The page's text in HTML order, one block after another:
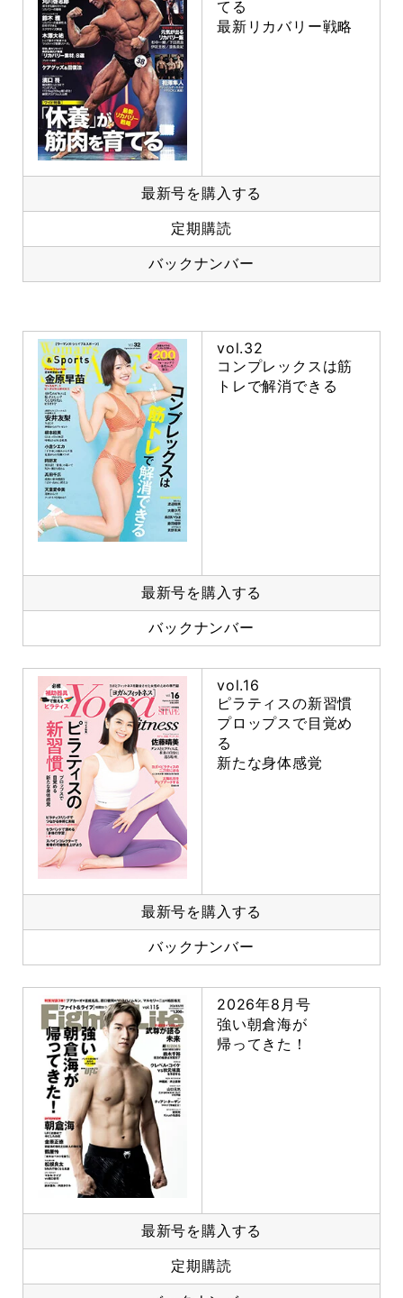
てる
最新リカバリー戦略
最新号を購入する
定期購読
バックナンバー
vol.32
コンプレックスは筋
トレで解消できる
最新号を購入する
バックナンバー
vol.16
ピラティスの新習慣
プロップスで目覚め
る
新たな身体感覚
最新号を購入する
バックナンバー
2026年8月号
強い朝倉海が
帰ってきた！
最新号を購入する
定期購読